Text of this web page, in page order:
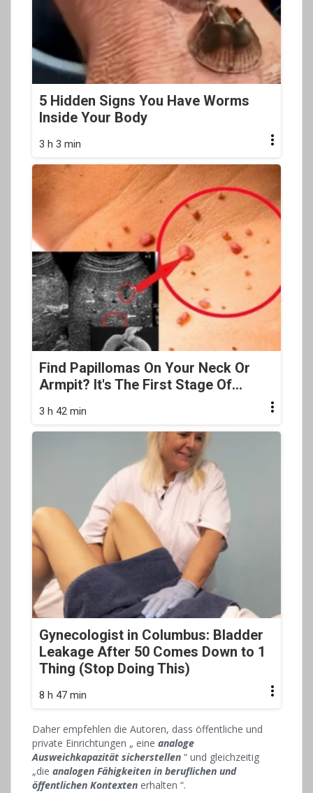
5 Hidden Signs You Have Worms
Inside Your Body
3 h 3 min
Find Papillomas On Your Neck Or
Armpit? It's The First Stage Of...
3 h 42 min
Gynecologist in Columbus: Bladder
Leakage After 50 Comes Down to 1
Thing (Stop Doing This)
8 h 47 min
Daher empfehlen die Autoren, dass öffentliche und
private Einrichtungen „ eine analoge
Ausweichkapazität sicherstellen “ und gleichzeitig
„die analogen Fähigkeiten in beruflichen und
öffentlichen Kontexten erhalten “.